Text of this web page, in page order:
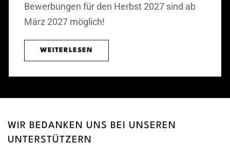
Bewerbungen für den Herbst 2027 sind ab
März 2027 möglich!
WEITERLESEN
WIR BEDANKEN UNS BEI UNSEREN
UNTERSTÜTZERN